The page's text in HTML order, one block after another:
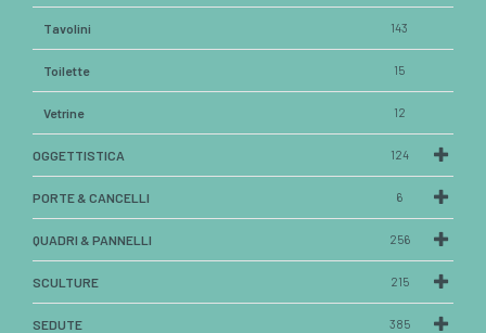
Tavolini 143
Toilette 15
Vetrine 12
OGGETTISTICA 124
PORTE & CANCELLI 6
QUADRI & PANNELLI 256
SCULTURE 215
SEDUTE 385